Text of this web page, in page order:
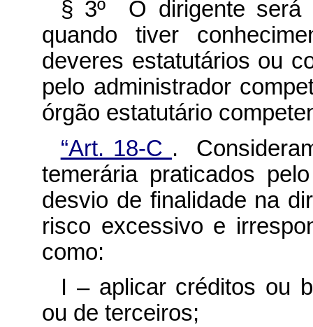
§ 3º O dirigente será
quando tiver
deveres estatutários ou
pelo administrador
órgão estatutário
“Art. 18-C .
temerária praticados
desvio de finalidade na
risco excessivo e
como:
I – aplicar créditos ou
ou de terceiros;